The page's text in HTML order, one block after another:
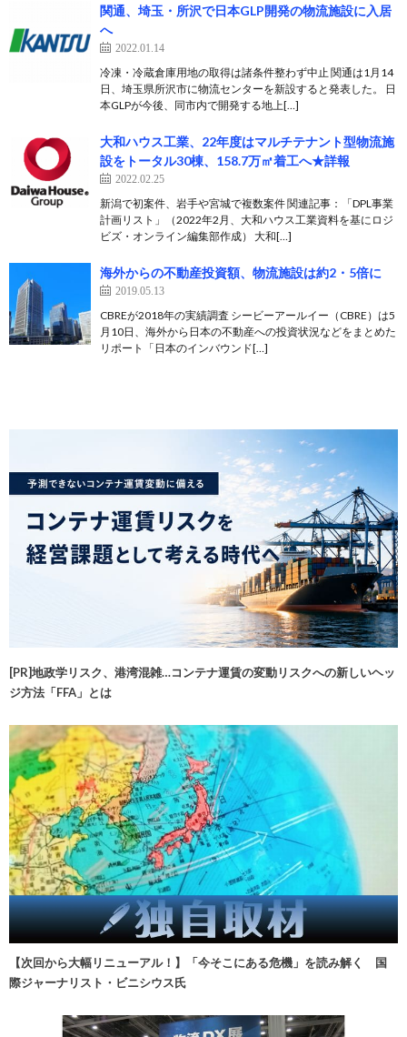
関通、埼玉・所沢で日本GLP開発の物流施設に入居
へ
2022.01.14
冷凍・冷蔵倉庫用地の取得は諸条件整わず中止 関通は1月14
日、埼玉県所沢市に物流センターを新設すると発表した。 日
本GLPが今後、同市内で開発する地上[…]
大和ハウス工業、22年度はマルチテナント型物流施
設をトータル30棟、158.7万㎡着工へ★詳報
2022.02.25
新潟で初案件、岩手や宮城で複数案件 関連記事：「DPL事業
計画リスト」（2022年2月、大和ハウス工業資料を基にロジ
ビズ・オンライン編集部作成） 大和[…]
海外からの不動産投資額、物流施設は約2・5倍に
2019.05.13
CBREが2018年の実績調査 シービーアールイー（CBRE）は5
月10日、海外から日本の不動産への投資状況などをまとめた
リポート「日本のインバウンド[…]
[PR]地政学リスク、港湾混雑…コンテナ運賃の変動リスクへの新しいヘッ
ジ方法「FFA」とは
【次回から大幅リニューアル！】「今そこにある危機」を読み解く 国
際ジャーナリスト・ビニシウス氏